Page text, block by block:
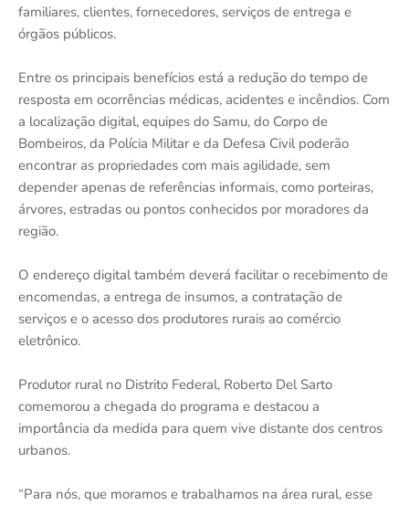
familiares, clientes, fornecedores, serviços de entrega e
órgãos públicos.
Entre os principais benefícios está a redução do tempo de
resposta em ocorrências médicas, acidentes e incêndios. Com
a localização digital, equipes do Samu, do Corpo de
Bombeiros, da Polícia Militar e da Defesa Civil poderão
encontrar as propriedades com mais agilidade, sem
depender apenas de referências informais, como porteiras,
árvores, estradas ou pontos conhecidos por moradores da
região.
O endereço digital também deverá facilitar o recebimento de
encomendas, a entrega de insumos, a contratação de
serviços e o acesso dos produtores rurais ao comércio
eletrônico.
Produtor rural no Distrito Federal, Roberto Del Sarto
comemorou a chegada do programa e destacou a
importância da medida para quem vive distante dos centros
urbanos.
“Para nós, que moramos e trabalhamos na área rural, esse